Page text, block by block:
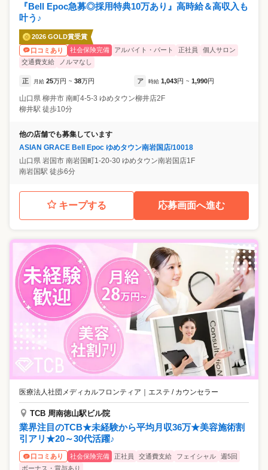
『Bell Epoc急募◎採用特典10万あり』高時給＆高収入も
叶う♪
2026 GOLD賞受賞
口コミあり
社会保険完備 アルバイト・パート 正社員
個人サロン
交通費支給
ノルマなし
正 月給 25万円 ~ 38万円 ア 時給 1,043円 ~ 1,990円
山口県 柳井市 南町4-5-3 ゆめタウン柳井店2F
柳井駅 徒歩10分
他の店舗でも募集しています
ASIAN GRACE Bell Epoc ゆめタウン南岩国店/10018
山口県 岩国市 南岩国町1-20-30 ゆめタウン南岩国店1F
南岩国駅 徒歩6分
キープする 応募画面へ進む
医療法人社団メディカルフロンティア エステ / カウンセラー
TCB 周南徳山駅ビル院
業界注目のTCB★未経験から平均月収36万★美容施術割
引アリ★20～30代活躍♪
口コミあり 社会保険完備 正社員 交通費支給 フェイシャル
週5回
ボーナス・賞与あり